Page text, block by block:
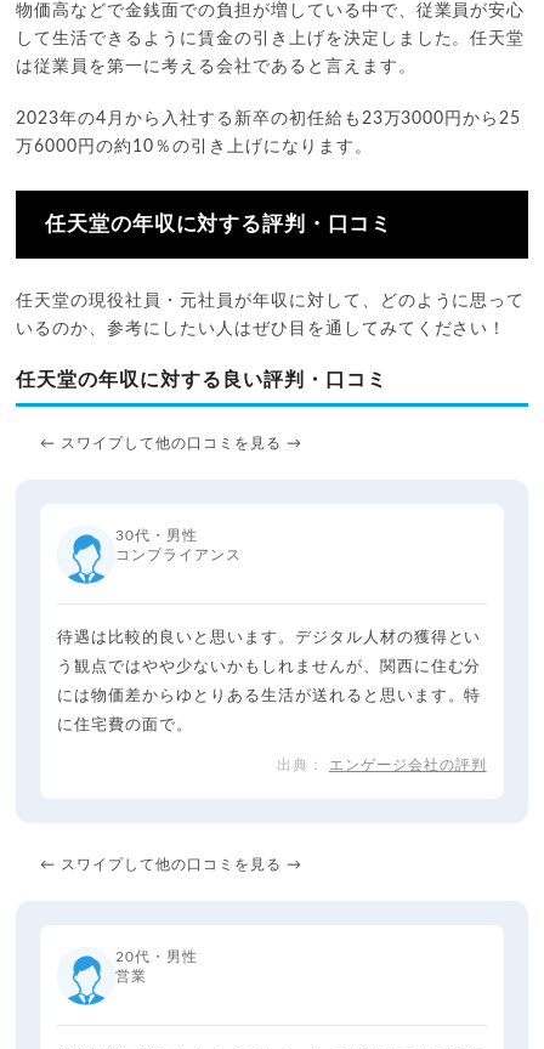
物価高などで金銭面での負担が増している中で、従業員が安心
して生活できるように賃金の引き上げを決定しました。任天堂
は従業員を第一に考える会社であると言えます。
2023年の4月から入社する新卒の初任給も23万3000円から25
万6000円の約10％の引き上げになります。
任天堂の年収に対する評判・口コミ
任天堂の現役社員・元社員が年収に対して、どのように思って
いるのか、参考にしたい人はぜひ目を通してみてください！
任天堂の年収に対する良い評判・口コミ
← スワイプして他の口コミを見る →
30代・男性
コンプライアンス
待遇は比較的良いと思います。デジタル人材の獲得とい
う観点ではやや少ないかもしれませんが、関西に住む分
には物価差からゆとりある生活が送れると思います。特
に住宅費の面で。
エンゲージ会社の評判
← スワイプして他の口コミを見る →
20代・男性
営業